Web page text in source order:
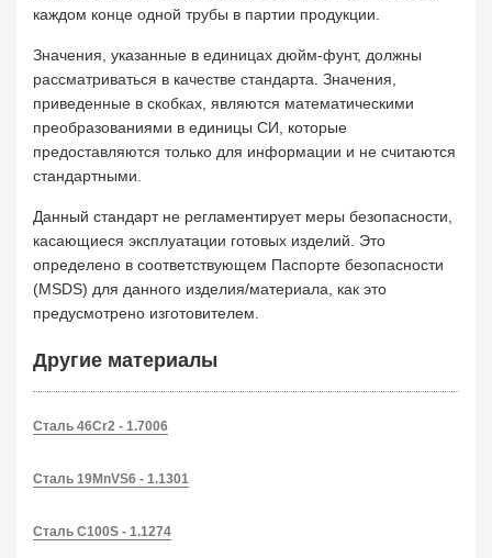
каждом конце одной трубы в партии продукции.
Значения, указанные в единицах дюйм-фунт, должны
рассматриваться в качестве стандарта. Значения,
приведенные в скобках, являются математическими
преобразованиями в единицы СИ, которые
предоставляются только для информации и не считаются
стандартными.
Данный стандарт не регламентирует меры безопасности,
касающиеся эксплуатации готовых изделий. Это
определено в соответствующем Паспорте безопасности
(MSDS) для данного изделия/материала, как это
предусмотрено изготовителем.
Другие материалы
Сталь 46Cr2 - 1.7006
Сталь 19MnVS6 - 1.1301
Сталь C100S - 1.1274